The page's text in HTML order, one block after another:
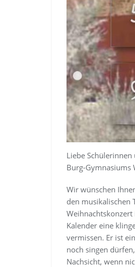
Liebe
Burg-Gymnasiums
Wir wünschen
den musikalischen
Kalender eine
vermissen. Er ist
noch singen
Nachsicht, wenn